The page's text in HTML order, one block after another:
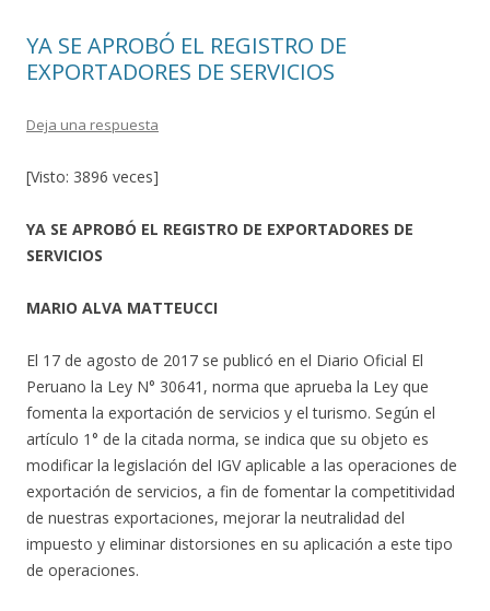
YA SE APROBÓ EL REGISTRO DE
EXPORTADORES DE SERVICIOS
Deja una respuesta
[Visto: 3896 veces]
YA SE APROBÓ EL REGISTRO DE EXPORTADORES DE
SERVICIOS
MARIO ALVA MATTEUCCI
El 17 de agosto de 2017 se publicó en el Diario Oficial El
Peruano la Ley N° 30641, norma que aprueba la Ley que
fomenta la exportación de servicios y el turismo. Según el
artículo 1° de la citada norma, se indica que su objeto es
modificar la legislación del IGV aplicable a las operaciones de
exportación de servicios, a fin de fomentar la competitividad
de nuestras exportaciones, mejorar la neutralidad del
impuesto y eliminar distorsiones en su aplicación a este tipo
de operaciones.